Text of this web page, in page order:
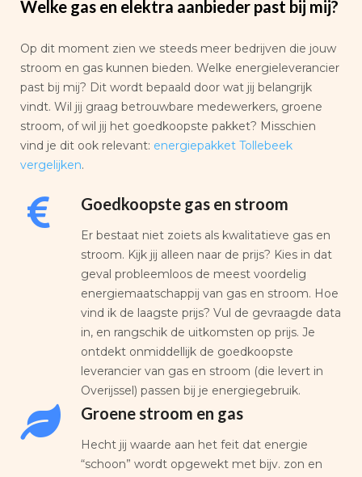
Welke gas en elektra aanbieder past bij mij?
Op dit moment zien we steeds meer bedrijven die jouw
stroom en gas kunnen bieden. Welke energieleverancier
past bij mij? Dit wordt bepaald door wat jij belangrijk
vindt. Wil jij graag betrouwbare medewerkers, groene
stroom, of wil jij het goedkoopste pakket? Misschien
vind je dit ook relevant: energiepakket Tollebeek
vergelijken.
Goedkoopste gas en stroom
Er bestaat niet zoiets als kwalitatieve gas en
stroom. Kijk jij alleen naar de prijs? Kies in dat
geval probleemloos de meest voordelig
energiemaatschappij van gas en stroom. Hoe
vind ik de laagste prijs? Vul de gevraagde data
in, en rangschik de uitkomsten op prijs. Je
ontdekt onmiddellijk de goedkoopste
leverancier van gas en stroom (die levert in
Overijssel) passen bij je energiegebruik.
Groene stroom en gas
Hecht jij waarde aan het feit dat energie
“schoon” wordt opgewekt met bijv. zon en